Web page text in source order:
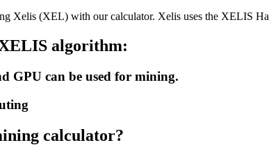
Xelis (XEL) with our calculator. Xelis uses the XELIS
algorithm:
GPU can be used for mining.
calculator?